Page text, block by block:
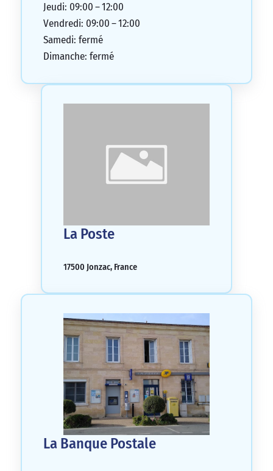
Jeudi: 09:00 – 12:00
Vendredi: 09:00 – 12:00
Samedi: fermé
Dimanche: fermé
La Poste
17500 Jonzac, France
La Banque Postale